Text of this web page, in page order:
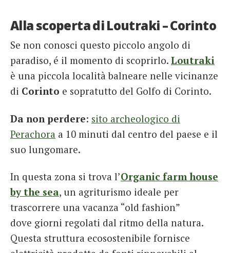
Alla scoperta di Loutraki – Corinto
Se non conosci questo piccolo angolo di
paradiso, é il momento di scoprirlo. Loutraki
è una piccola località balneare nelle vicinanze
di Corinto e sopratutto del Golfo di Corinto.
Da non perdere: sito archeologico di
Perachora a 10 minuti dal centro del paese e il
suo lungomare.
In questa zona si trova l’Organic farm house
by the sea, un agriturismo ideale per
trascorrere una vacanza “old fashion”
dove giorni regolati dal ritmo della natura.
Questa struttura ecosostenibile fornisce